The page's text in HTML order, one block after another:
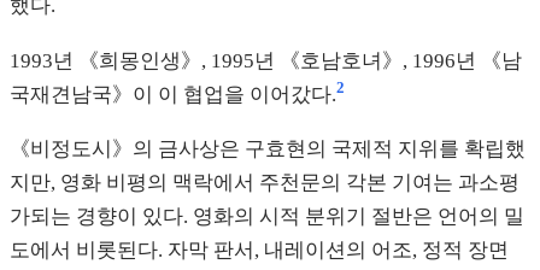
했다.
1993년 《희몽인생》, 1995년 《호남호녀》, 1996년 《남
국재견남국》이 이 협업을 이어갔다.2
《비정도시》의 금사상은 구효현의 국제적 지위를 확립했
지만, 영화 비평의 맥락에서 주천문의 각본 기여는 과소평
가되는 경향이 있다. 영화의 시적 분위기 절반은 언어의 밀
도에서 비롯된다. 자막 판서, 내레이션의 어조, 정적 장면